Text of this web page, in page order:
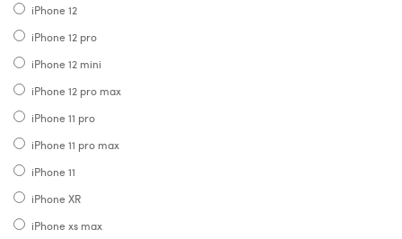
iPhone 12
iPhone 12 pro
iPhone 12 mini
iPhone 12 pro max
iPhone 11 pro
iPhone 11 pro max
iPhone 11
iPhone XR
iPhone xs max